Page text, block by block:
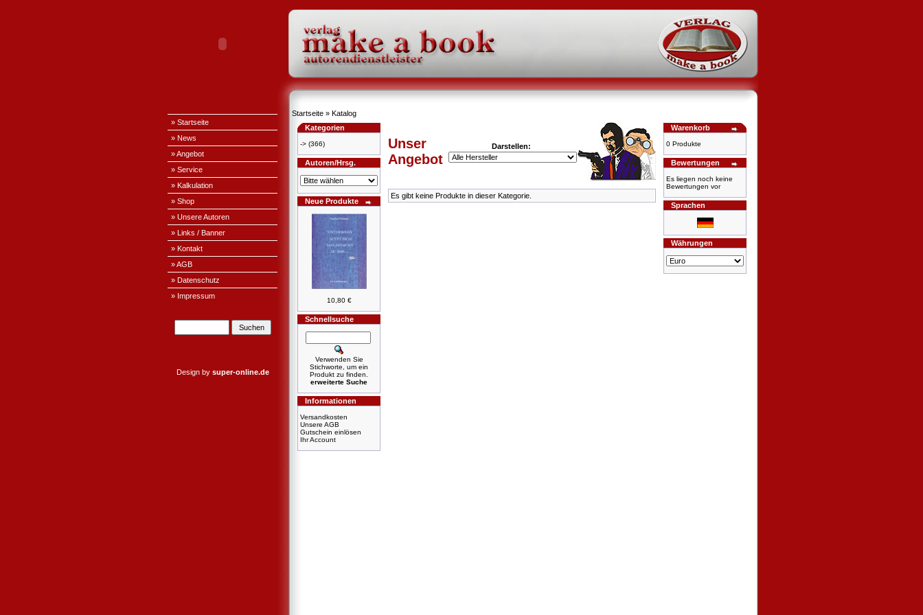
» Startseite
» News
» Angebot
» Service
» Kalkulation
» Shop
» Unsere Autoren
» Links / Banner
» Kontakt
» AGB
» Datenschutz
» Impressum
Design by super-online.de
Startseite » Katalog
Kategorien
-> (366)
Autoren/Hrsg.
Neue Produkte
10,80 €
Schnellsuche
Verwenden Sie
Stichworte, um ein
Produkt zu finden.
erweiterte Suche
Informationen
Versandkosten
Unsere AGB
Gutschein einlösen
Ihr Account
Unser
Angebot
Darstellen:
Es gibt keine Produkte in dieser Kategorie.
Warenkorb
0 Produkte
Bewertungen
Es liegen noch keine
Bewertungen vor
Sprachen
Währungen